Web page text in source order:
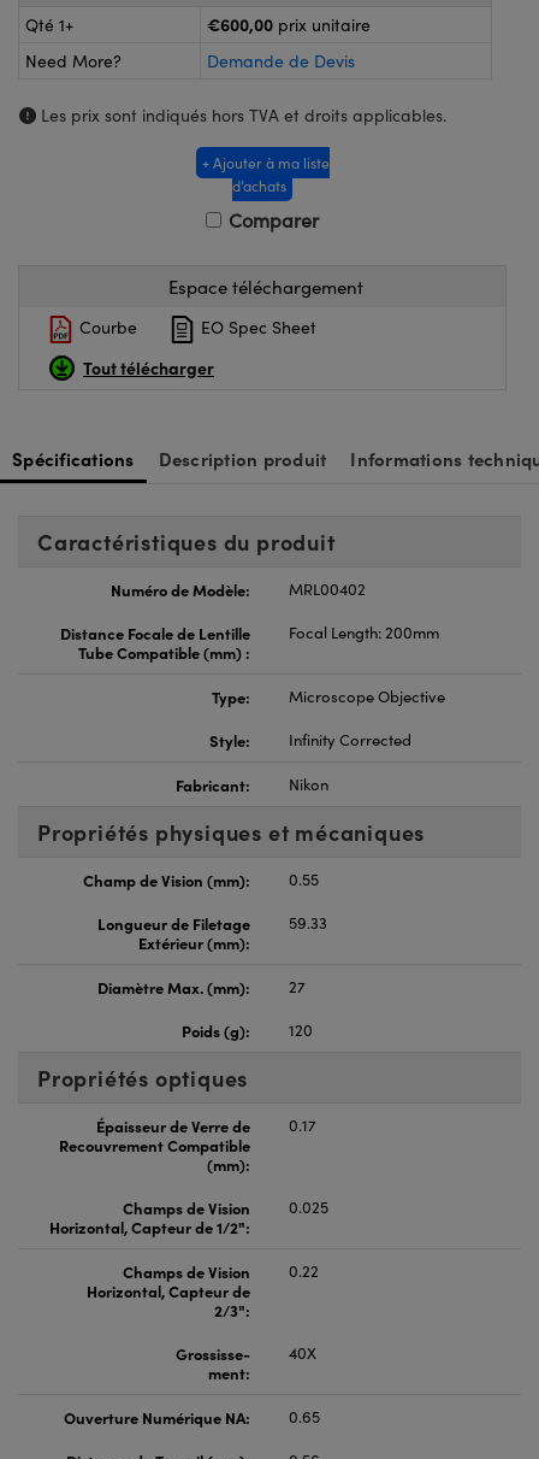
ou Coupleurs
de Poche ou à Mesure Directe
pour Caméras
Labs™
Gratings™
Qté 1+ €600,00 prix unitaire
Need More?
Demande de Devis
Les prix sont indiqués hors TVA et droits applicables.
+ Ajouter à ma liste
d’achats
Comparer
Espace téléchargement
Courbe EO Spec Sheet
Tout télécharger
Spécifications Description produit Informations
Caractéristiques du produit
Numéro de Modèle:
MRL00402
Distance Focale de Lentille
Tube Compatible (mm) :
Focal Length: 200mm
Type:
Microscope Objective
Style:
Infinity Corrected
Fabricant: Nikon
Propriétés physiques et mécaniques
Champ de Vision (mm):
0.55
Longueur de Filetage
Extérieur (mm):
59.33
Diamètre Max. (mm):
27
Poids (g):
120
Propriétés optiques
Épaisseur de Verre de
Recouvrement Compatible
(mm):
0.17
Champs de Vision
Horizontal, Capteur de 1/2":
0.025
Champs de Vision
Horizontal, Capteur de
2/3":
0.22
Grossisse-
ment:
40X
Ouverture Numérique NA:
0.65